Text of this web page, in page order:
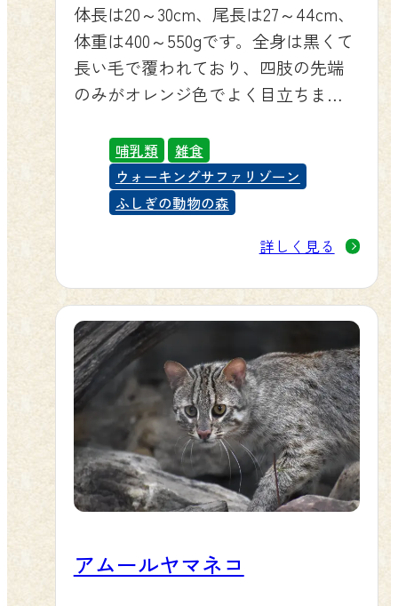
体長は20～30cm、尾長は27～44cm、
体重は400～550gです。全身は黒くて
長い毛で覆われており、四肢の先端
のみがオレンジ色でよく目立ちま
は体より長く、木などに巻きつける
ことができます。
哺乳類
雑食
ウォーキングサファリゾーン
ふしぎの動物の森
詳しく見る
アムールヤマネコ